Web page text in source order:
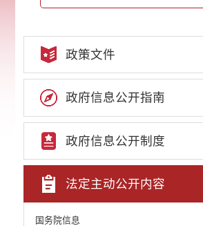
政策文件
政府信息公开指南
政府信息公开制度
法定主动公开内容
国务院信息